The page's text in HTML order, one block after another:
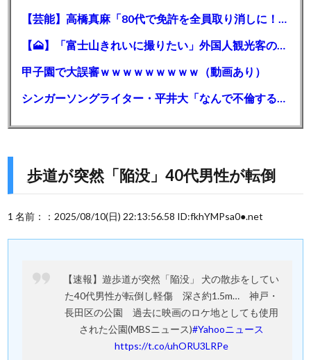
【芸能】高橋真麻「80代で免許を全員取り消しに！」 高齢ドライバーの事故問題で、高齢者の運転免許取り消し法を提案
【🗻】「富士山きれいに撮りたい」外国人観光客のレンタカー事故が急増…「ハンドルが逆で慣れず」、道の狭さも
甲子園で大誤審ｗｗｗｗｗｗｗｗｗ（動画あり）
シンガーソングライター・平井大「なんで不倫するか知ってる？妥協で結婚するからさ。」←浅すぎると大炎上
歩道が突然「陥没」40代男性が転倒
1 名前：：2025/08/10(日) 22:13:56.58 ID:fkhYMPsa0●.net
【速報】遊歩道が突然「陥没」 犬の散歩をしてい
た40代男性が転倒し軽傷 深さ約1.5m… 神戸・
長田区の公園 過去に映画のロケ地としても使用
された公園(MBSニュース)#Yahooニュース
https://t.co/uhORU3LRPe